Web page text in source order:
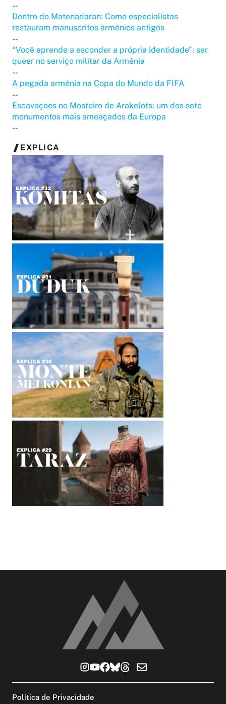
--
Dentro do Matenadaran: Como especialistas
restauram manuscritos armênios antigos
--
“Você aprende a esconder a própria identidade”: ser
queer no serviço militar da Armênia
--
A pegada armênia na Copa do Mundo da FIFA
--
Escavações no Mosteiro de Arakelots: um dos sete
monumentos mais ameaçados da Europa
--
EXPLICA
Política de Privacidade